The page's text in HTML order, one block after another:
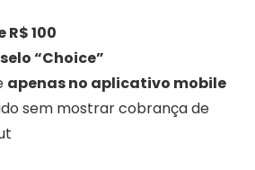
100
selo “Choice”
apenas no aplicativo mobile
sem mostrar cobrança de